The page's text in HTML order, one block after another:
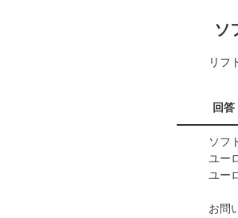
ソ
リフ
回答
ソフ
ユー
ユー
お問